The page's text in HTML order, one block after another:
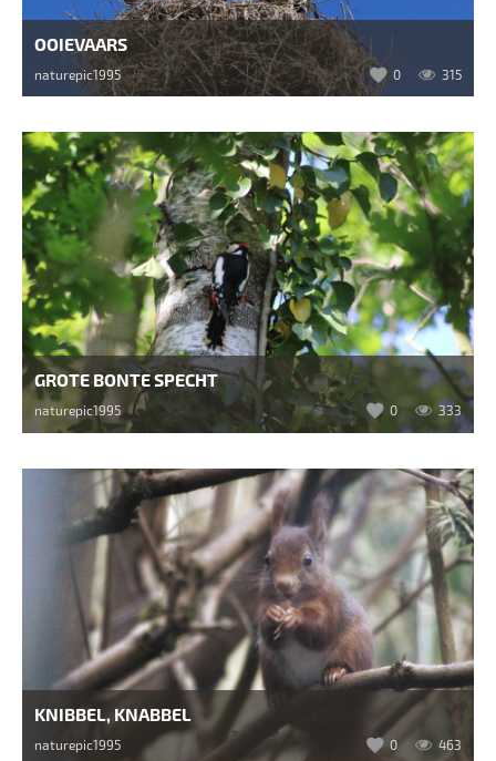
OOIEVAARS
naturepic1995 0 315
GROTE BONTE SPECHT
naturepic1995 0 333
KNIBBEL, KNABBEL
naturepic1995 0 463